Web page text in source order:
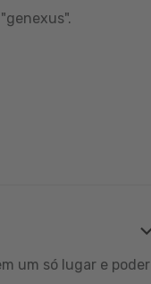
um só lugar e poder